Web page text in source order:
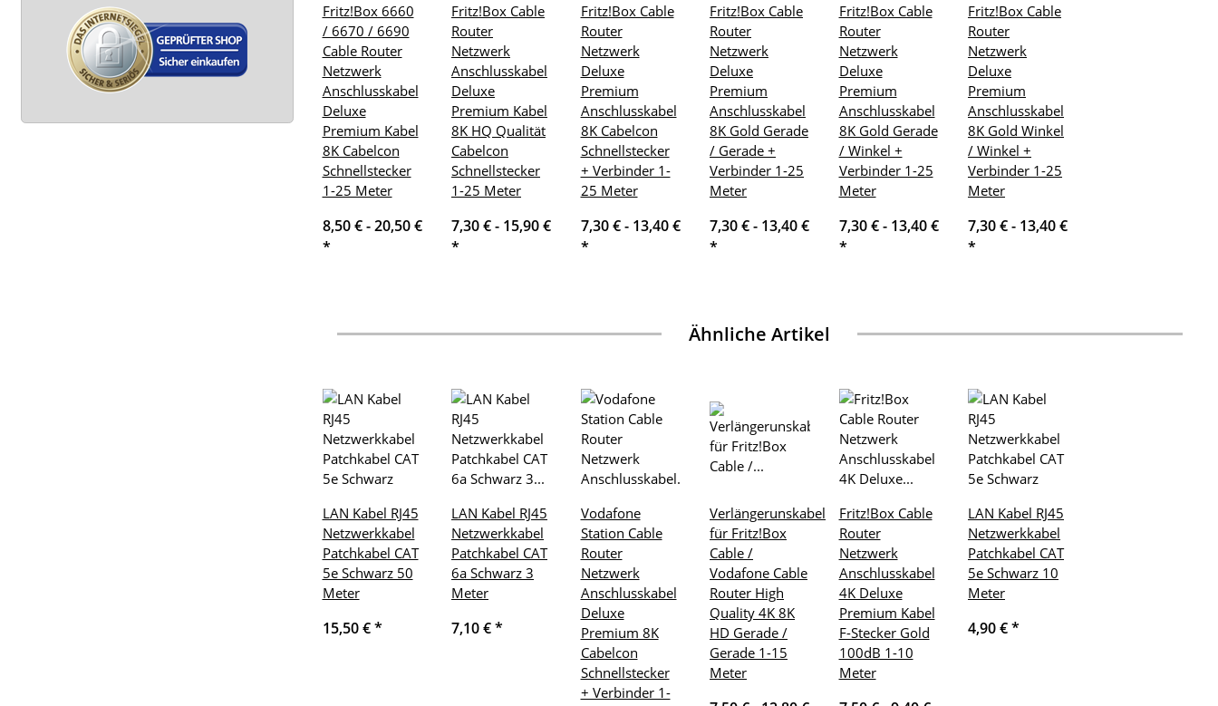
Fritz!Box 6660
/ 6670 / 6690
Cable Router
Netzwerk
Anschlusskabel
Deluxe
Premium Kabel
8K Cabelcon
Schnellstecker
1-25 Meter
8,50 € -20,50 €
*
Fritz!Box Cable
Router
Netzwerk
Anschlusskabel
Deluxe
Premium Kabel
8K HQ Qualität
Cabelcon
Schnellstecker
1-25 Meter
7,30 € - 15,90 €
*
Fritz!Box Cable
Router
Netzwerk
Deluxe
Premium
Anschlusskabel
8K Cabelcon
Schnellstecker
+ Verbinder 1-
25 Meter
7,30 € - 13,40 €
*
Fritz!Box Cable
Router
Netzwerk
Deluxe
Premium
Anschlusskabel
8K Gold Gerade
/ Gerade +
Verbinder 1-25
Meter
7,30 € - 13,40 €
*
Fritz!Box Cable
Router
Netzwerk
Deluxe
Premium
Anschlusskabel
8K Gold Gerade
/ Winkel +
Verbinder 1-25
Meter
7,30 € - 13,40 €
*
Fritz!Box Cable
Router
Netzwerk
Deluxe
Premium
Anschlusskabel
8K Gold Winkel
/ Winkel +
Verbinder 1-25
Meter
7,30 € - 13,40 €
*
Ähnliche Artikel
LAN Kabel RJ45
Netzwerkkabel
Patchkabel CAT
5e Schwarz 50
Meter
15,50 €*
LAN Kabel RJ45
Netzwerkkabel
Patchkabel CAT
6a Schwarz 3
Meter
7,10 €*
Vodafone
Station Cable
Router
Netzwerk
Anschlusskabel
Deluxe
Premium 8K
Cabelcon
Schnellstecker
+ Verbinder 1-
Verlängerunskabel
für Fritz!Box
Cable /
Vodafone Cable
Router High
Quality 4K 8K
HD Gerade /
Gerade 1-15
Meter
Fritz!Box Cable
Router
Netzwerk
Anschlusskabel
4K Deluxe
Premium Kabel
F-Stecker Gold
100dB 1-10
Meter
LAN Kabel RJ45
Netzwerkkabel
Patchkabel CAT
5e Schwarz 10
Meter
4,90 €*